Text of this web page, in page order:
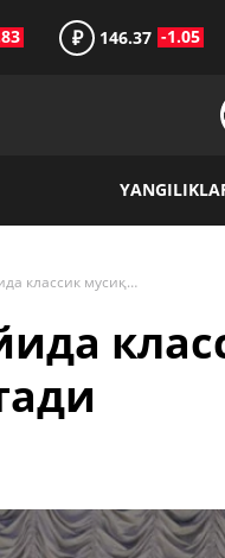
₽ 146.37 -1.05
Форумлар саройида классик мусиқа кечаси давом этади